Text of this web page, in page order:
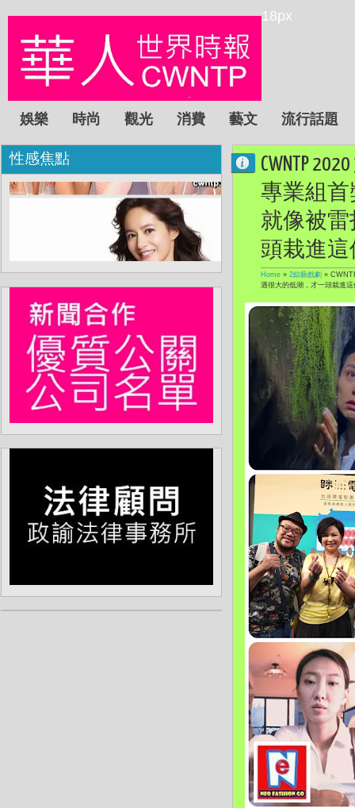
18px
娛樂 時尚 觀光 消費 藝文 流行話題
CWNTP
專業組首
就像被雷
頭栽進這
Home » 2綜藝戲劇 »
遇很大的低潮，才一頭栽進
性感焦點